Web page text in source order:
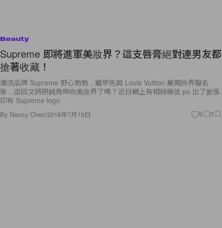
Beauty
Supreme 即將進軍美妝界？這支唇膏絕對連男友都
搶著收藏！
潮流品牌 Supreme 野心勃勃，繼早先與 Louis Vuitton 展開跨界聯名
後，這回又將把觸角伸向美妝界了嗎？近日網上有相關帳號 po 出了數張
印有 Supreme logo
By Nancy Chen/2018年7月19日 9 0